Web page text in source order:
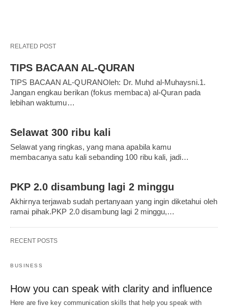
RELATED POST
TIPS BACAAN AL-QURAN
TIPS BACAAN AL-QURANOleh: Dr. Muhd al-Muhaysni.1.
Jangan engkau berikan (fokus membaca) al-Quran pada
lebihan waktumu…
Selawat 300 ribu kali
Selawat yang ringkas, yang mana apabila kamu
membacanya satu kali sebanding 100 ribu kali, jadi…
PKP 2.0 disambung lagi 2 minggu
Akhirnya terjawab sudah pertanyaan yang ingin diketahui oleh
ramai pihak.PKP 2.0 disambung lagi 2 minggu,…
RECENT POSTS
BUSINESS
How you can speak with clarity and influence
Here are five key communication skills that help you speak with